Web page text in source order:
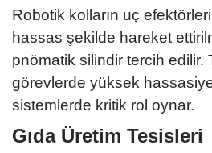
Robotik kolların uç
hassas şekilde hareket
pnömatik silindir tercih edilir.
görevlerde yüksek
sistemlerde kritik rol oynar.
Gıda Üretim Tesisleri